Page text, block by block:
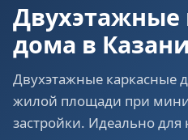
Двухэтажные
дома в Казани
Двухэтажные каркасные
жилой площади при
застройки. Идеально